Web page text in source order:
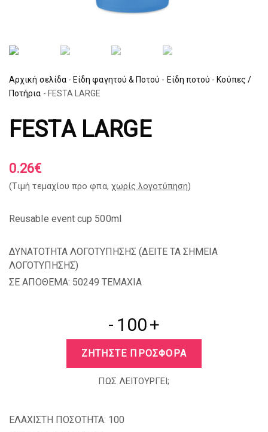
Αρχική σελίδα - Είδη φαγητού & Ποτού - Είδη ποτού - Κούπες /
Ποτήρια - FESTA LARGE
FESTA LARGE
0.26€
(Tιμή τεμαχίου προ φπα, χωρίς λογοτύπηση)
Reusable event cup 500ml
ΔΥΝΑΤΟΤΗΤΑ ΛΟΓΟΤΥΠΗΣΗΣ (ΔΕΙΤΕ ΤΑ ΣΗΜΕΙΑ
ΛΟΓΟΤΥΠΗΣΗΣ)
ΣΕ ΑΠΟΘΕΜΑ: 50249 TEMAXIA
- +
ΖΗΤΗΣΤΕ ΠΡΟΣΦΟΡΑ
ΠΩΣ ΛΕΙΤΟΥΡΓΕΙ;
ΕΛΑΧΙΣΤΗ ΠΟΣΟΤΗΤΑ: 100